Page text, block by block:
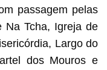
passagem pelas
Na Tcha, Igreja de
Largo do
dos Mouros e